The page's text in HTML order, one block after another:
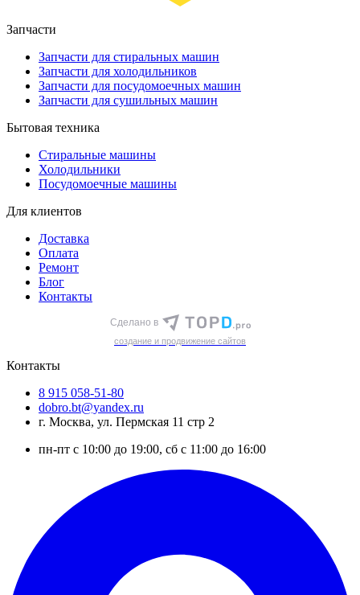
Запчасти
Запчасти для стиральных машин
Запчасти для холодильников
Запчасти для посудомоечных машин
Запчасти для сушильных машин
Бытовая техника
Стиральные машины
Холодильники
Посудомоечные машины
Для клиентов
Доставка
Оплата
Ремонт
Блог
Контакты
Сделано в
cоздание и продвижение сайтов
Контакты
8 915 058-51-80
dobro.bt@yandex.ru
г. Москва, ул. Пермская 11 стр 2
пн-пт с 10:00 до 19:00, сб с 11:00 до 16:00